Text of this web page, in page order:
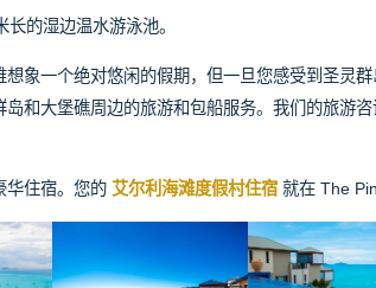
的湿边温水游泳池。
象一个绝对悠闲的假期，但一旦您感受到圣灵
和大堡礁周边的旅游和包船服务。我们的旅游
华住宿。您的 艾尔利海滩度假村住宿 就在 The